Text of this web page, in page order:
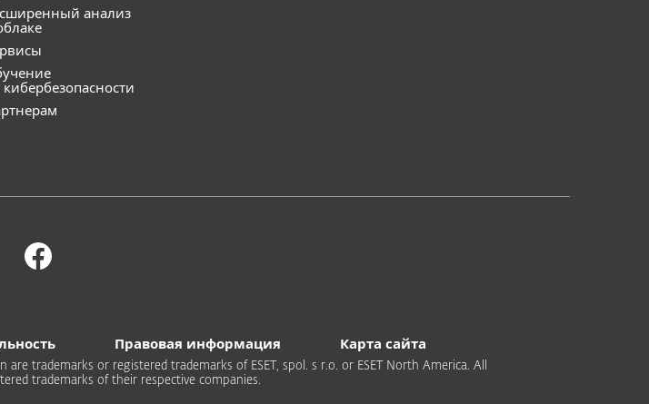
анализ
кибербезопасности
Правовая информация Карта сайта
trademarks or registered trademarks of ESET, spol. s r.o. or ESET North America. All
trademarks of their respective companies.